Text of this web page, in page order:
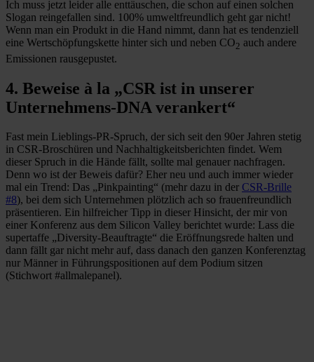
Ich muss jetzt leider alle enttäuschen, die schon auf einen solchen
Slogan reingefallen sind. 100% umweltfreundlich geht gar nicht!
Wenn man ein Produkt in die Hand nimmt, dann hat es tendenziell
eine Wertschöpfungskette hinter sich und neben CO2 auch andere
Emissionen rausgepustet.
4. Beweise à la „CSR ist in unserer
Unternehmens-DNA verankert“
Fast mein Lieblings-PR-Spruch, der sich seit den 90er Jahren stetig
in CSR-Broschüren und Nachhaltigkeitsberichten findet. Wem
dieser Spruch in die Hände fällt, sollte mal genauer nachfragen.
Denn wo ist der Beweis dafür? Eher neu und auch immer wieder
mal ein Trend: Das „Pinkpainting“ (mehr dazu in der CSR-Brille
#8), bei dem sich Unternehmen plötzlich ach so frauenfreundlich
präsentieren. Ein hilfreicher Tipp in dieser Hinsicht, der mir von
einer Konferenz aus dem Silicon Valley berichtet wurde: Lass die
supertaffe „Diversity-Beauftragte“ die Eröffnungsrede halten und
dann fällt gar nicht mehr auf, dass danach den ganzen Konferenztag
nur Männer in Führungspositionen auf dem Podium sitzen
(Stichwort #allmalepanel).